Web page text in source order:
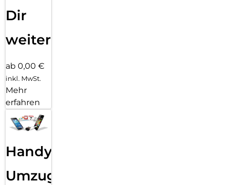
Dir
weiter
ab 0,00 €
inkl. MwSt.
Mehr
erfahren
Handy
Umzug